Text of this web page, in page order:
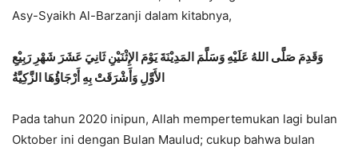
Asy-Syaikh Al-Barzanji dalam kitabnya,
وَقَدِمَ صَلَّى اللهُ عَلَيْهِ وَسَلَّمَ المَدِيْنَةَ يَوْمَ الإِثْنَيْنِ ثَانِيَ عَشَرَ شَهْرِ رَبِيْعِ
الأَوَّلِ وَأَشْرَقَتْ بِهِ أَرْجَاؤُهَا الزَّكِيَّةُ
Pada tahun 2020 inipun, Allah mempertemukan lagi bulan
Oktober ini dengan Bulan Maulud; cukup bahwa bulan